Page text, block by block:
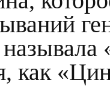
как